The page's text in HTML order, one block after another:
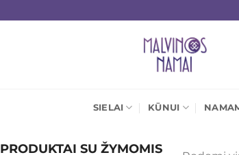
SIELAI KŪNUI
PRODUKTAI SU ŽYMOMIS